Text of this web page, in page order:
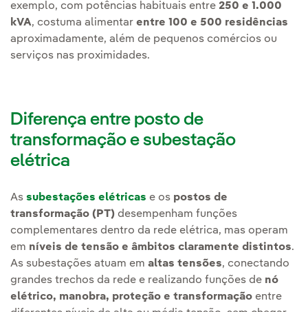
exemplo, com potências habituais entre 250 e 1.000
kVA, costuma alimentar entre 100 e 500 residências
aproximadamente, além de pequenos comércios ou
serviços nas proximidades.
Diferença entre posto de
transformação e subestação
elétrica
As subestações elétricas e os postos de
transformação (PT) desempenham funções
complementares dentro da rede elétrica, mas operam
em níveis de tensão e âmbitos claramente distintos.
As subestações atuam em altas tensões, conectando
grandes trechos da rede e realizando funções de nó
elétrico, manobra, proteção e transformação entre